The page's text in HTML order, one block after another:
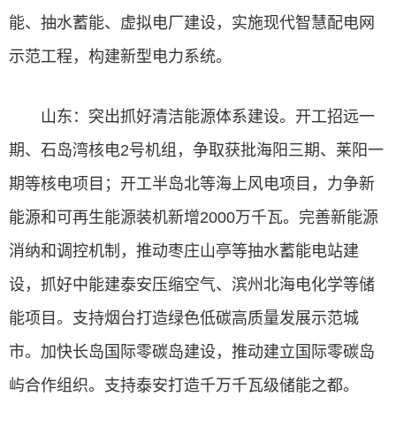
能、抽水蓄能、虚拟电厂建设，实施现代智慧配电网
示范工程，构建新型电力系统。
山东：突出抓好清洁能源体系建设。开工招远一
期、石岛湾核电2号机组，争取获批海阳三期、莱阳一
期等核电项目；开工半岛北等海上风电项目，力争新
能源和可再生能源装机新增2000万千瓦。完善新能源
消纳和调控机制，推动枣庄山亭等抽水蓄能电站建
设，抓好中能建泰安压缩空气、滨州北海电化学等储
能项目。支持烟台打造绿色低碳高质量发展示范城
市。加快长岛国际零碳岛建设，推动建立国际零碳岛
屿合作组织。支持泰安打造千万千瓦级储能之都。